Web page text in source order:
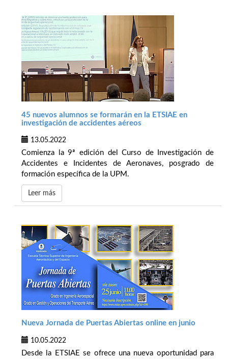
45 nuevos alumnos se formarán en la ETSIAE en
investigación de accidentes aéreos
13.05.2022
Comienza la 9ª edición del Curso de Investigación de
Accidentes e Incidentes de Aeronaves, posgrado de
formación específica de la UPM.
Leer más
Nueva Jornada de Puertas Abiertas online en junio
10.05.2022
Desde la ETSIAE se ofrece una nueva oportunidad para